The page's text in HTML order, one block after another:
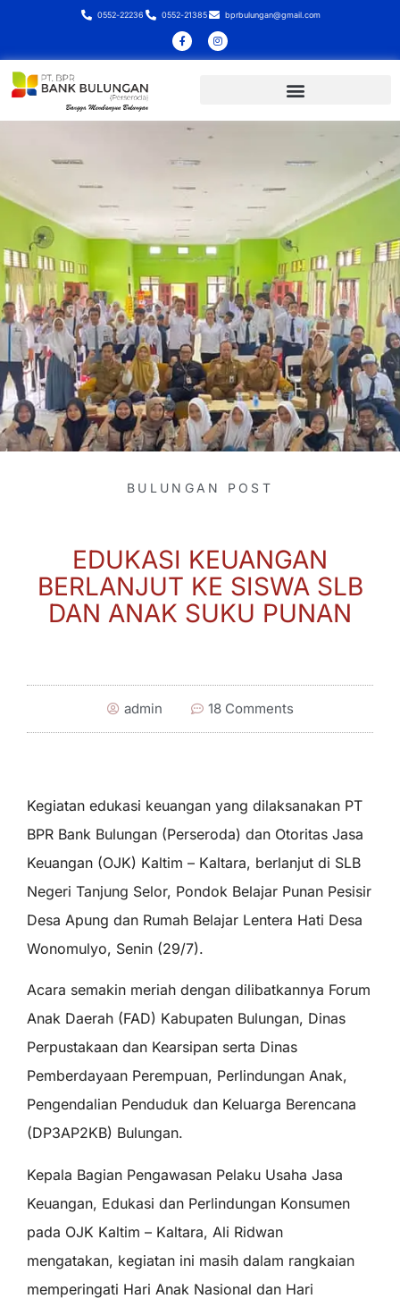
0552-22236 0552-21385 bprbulungan@gmail.com
BULUNGAN POST
EDUKASI KEUANGAN
BERLANJUT KE SISWA SLB
DAN ANAK SUKU PUNAN
admin 18 Comments
Kegiatan edukasi keuangan yang dilaksanakan PT
BPR Bank Bulungan (Perseroda) dan Otoritas Jasa
Keuangan (OJK) Kaltim – Kaltara, berlanjut di SLB
Negeri Tanjung Selor, Pondok Belajar Punan Pesisir
Desa Apung dan Rumah Belajar Lentera Hati Desa
Wonomulyo, Senin (29/7).
Acara semakin meriah dengan dilibatkannya Forum
Anak Daerah (FAD) Kabupaten Bulungan, Dinas
Perpustakaan dan Kearsipan serta Dinas
Pemberdayaan Perempuan, Perlindungan Anak,
Pengendalian Penduduk dan Keluarga Berencana
(DP3AP2KB) Bulungan.
Kepala Bagian Pengawasan Pelaku Usaha Jasa
Keuangan, Edukasi dan Perlindungan Konsumen
pada OJK Kaltim – Kaltara, Ali Ridwan
mengatakan, kegiatan ini masih dalam rangkaian
memperingati Hari Anak Nasional dan Hari